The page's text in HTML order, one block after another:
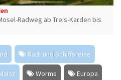
Radweg ab Treis-Karden bis
Rad- und Schiffsreise
Worms Europa